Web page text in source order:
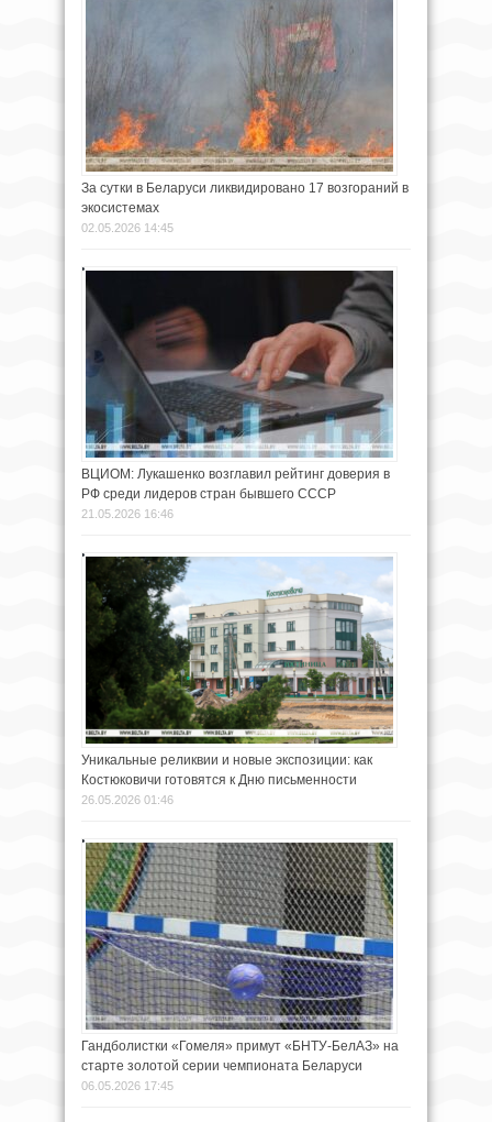
За сутки в Беларуси ликвидировано 17 возгораний в
экосистемах
02.05.2026 14:45
ВЦИОМ: Лукашенко возглавил рейтинг доверия в
РФ среди лидеров стран бывшего СССР
21.05.2026 16:46
Уникальные реликвии и новые экспозиции: как
Костюковичи готовятся к Дню письменности
26.05.2026 01:46
Гандболистки «Гомеля» примут «БНТУ-БелАЗ» на
старте золотой серии чемпионата Беларуси
06.05.2026 17:45